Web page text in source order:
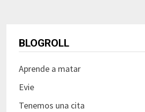
BLOGROLL
Aprende a matar
Evie
Tenemos una cita